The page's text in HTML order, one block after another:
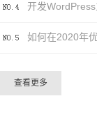
查看更多